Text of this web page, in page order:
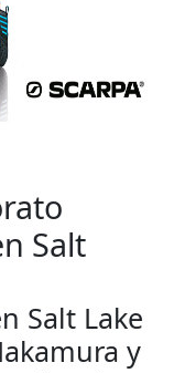
Salt
Salt Lake
y